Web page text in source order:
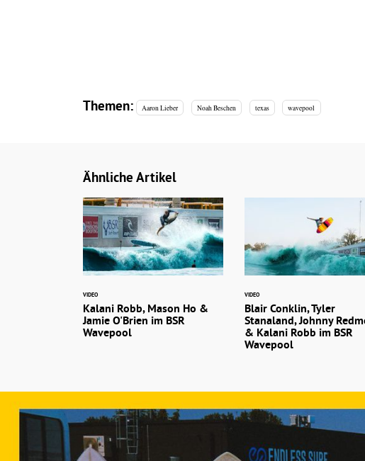
Themen: Aaron Lieber Noah Beschen texas wavepool
Ähnliche Artikel
VIDEO
Kalani Robb, Mason Ho &
Jamie O'Brien im BSR
Wavepool
VIDEO
Blair Conklin, Tyler
Stanaland, Johnny
& Kalani Robb im BSR
Wavepool